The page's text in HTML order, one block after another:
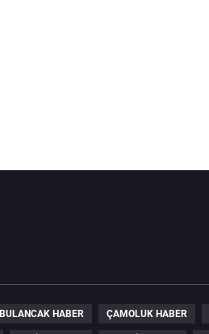
BULANCAK HABER ÇAMOLUK HABER